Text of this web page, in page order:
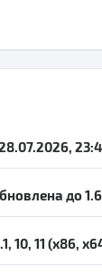
до
10, 11 (x86,